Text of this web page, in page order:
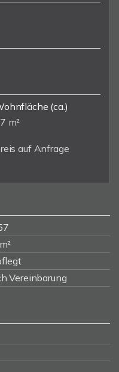
(ca.)
m²
auf Anfrage
Vereinbarung